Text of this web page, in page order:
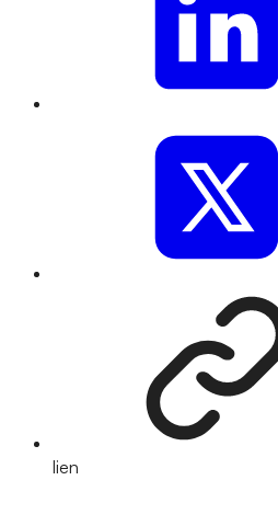
lien